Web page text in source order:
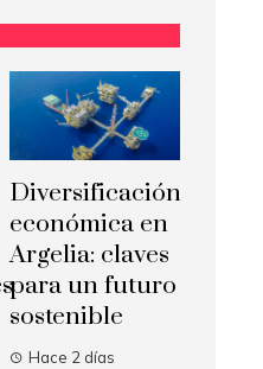
Diversificación
económica en
Argelia: claves
para un futuro
sostenible
Hace 2 días